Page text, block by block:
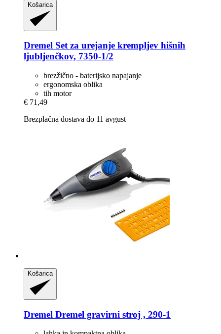
Košarica
Dremel Set za urejanje krempljev hišnih
ljubljenčkov, 7350-​1/2
brezžično - baterijsko napajanje
ergonomska oblika
tih motor
€ 71,49
Brezplačna dostava do 11 avgust
Košarica
Dremel Dremel gravirni stroj , 290-​1